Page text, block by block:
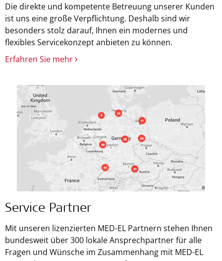
Die direkte und kompetente Betreuung unserer Kunden
ist uns eine große Verpflichtung. Deshalb sind wir
besonders stolz darauf, Ihnen ein modernes und
flexibles Servicekonzept anbieten zu können.
Erfahren Sie mehr
Service Partner
Mit unseren lizenzierten MED-EL Partnern stehen Ihnen
bundesweit über 300 lokale Ansprechpartner für alle
Fragen und Wünsche im Zusammenhang mit MED-EL